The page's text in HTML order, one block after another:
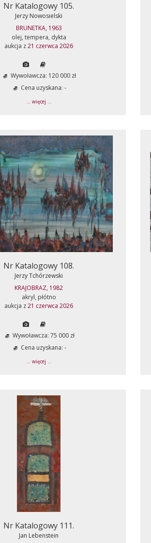
Nr Katalogowy 105.
Jerzy Nowosielski
BRUNETKA, 1963
olej, tempera, dykta
aukcja z21 czerwca 2026
Wywoławcza: 120 000 zł
Cena uzyskana: -
... więcej ...
Nr Katalogowy 108.
Jerzy Tchórzewski
KRAJOBRAZ, 1982
akryl, płótno
aukcja z21 czerwca 2026
Wywoławcza: 75 000 zł
Cena uzyskana: -
... więcej ...
Nr Katalogowy 111.
Jan Lebenstein